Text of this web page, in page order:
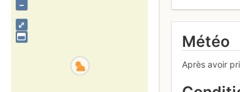
⤢
–
Météo
Après avoir